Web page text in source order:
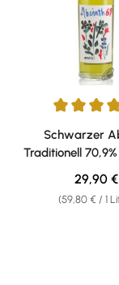
Durchschnittliche
Schwarzer
Traditionell
(59,80 € / 1
29,90 €